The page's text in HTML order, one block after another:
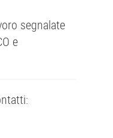
segnalate
e